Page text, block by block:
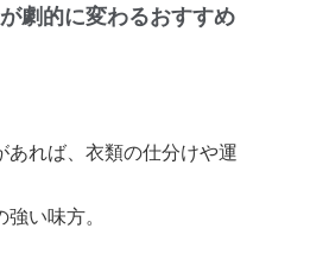
劇的に変わるおすすめ
れば、衣類の仕分けや運
い味方。